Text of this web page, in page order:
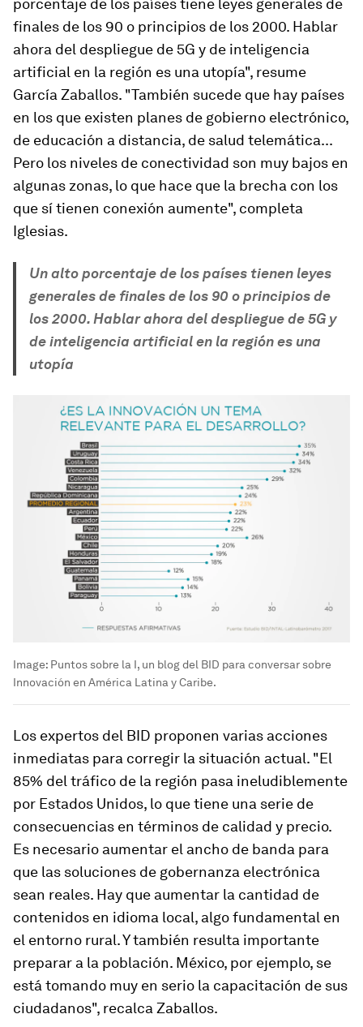
porcentaje de los países tiene leyes generales de
finales de los 90 o principios de los 2000. Hablar
ahora del despliegue de 5G y de inteligencia
artificial en la región es una utopía", resume
García Zaballos. "También sucede que hay países
en los que existen planes de gobierno electrónico,
de educación a distancia, de salud telemática...
Pero los niveles de conectividad son muy bajos en
algunas zonas, lo que hace que la brecha con los
que sí tienen conexión aumente", completa
Iglesias.
Un alto porcentaje de los países tienen leyes
generales de finales de los 90 o principios de
los 2000. Hablar ahora del despliegue de 5G y
de inteligencia artificial en la región es una
utopía
Image: Puntos sobre la I, un blog del BID para conversar sobre
Innovación en América Latina y Caribe.
Los expertos del BID proponen varias acciones
inmediatas para corregir la situación actual. "El
85% del tráfico de la región pasa ineludiblemente
por Estados Unidos, lo que tiene una serie de
consecuencias en términos de calidad y precio.
Es necesario aumentar el ancho de banda para
que las soluciones de gobernanza electrónica
sean reales. Hay que aumentar la cantidad de
contenidos en idioma local, algo fundamental en
el entorno rural. Y también resulta importante
preparar a la población. México, por ejemplo, se
está tomando muy en serio la capacitación de sus
ciudadanos", recalca Zaballos.